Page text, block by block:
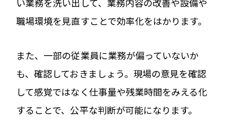
職場環境を見直すことで効率化をはかります。
また、一部の従業員に業務が偏っていないか
も、確認しておきましょう。現場の意見を確認
して感覚ではなく仕事量や残業時間をみえる化
することで、公平な判断が可能になります。